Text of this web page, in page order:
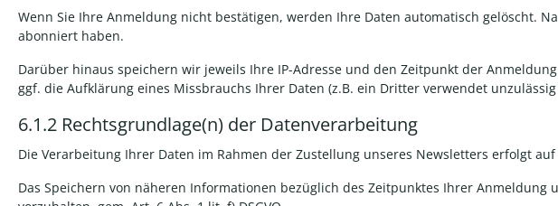
Wenn Sie Ihre Anmeldung nicht bestätigen, werden Ihre Daten automatisch gelöscht.
abonniert haben.
Darüber hinaus speichern wir jeweils Ihre IP-Adresse und den Zeitpunkt der
ggf. die Aufklärung eines Missbrauchs Ihrer Daten (z.B. ein Dritter verwendet
6.1.2 Rechtsgrundlage(n) der Datenverarbeitung
Die Verarbeitung Ihrer Daten im Rahmen der Zustellung unseres Newsletters erfolgt
Das Speichern von näheren Informationen bezüglich des Zeitpunktes Ihrer